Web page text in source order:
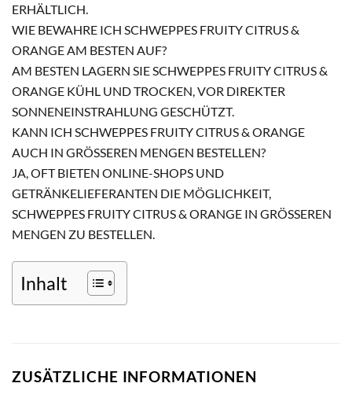
ERHÄLTLICH.
WIE BEWAHRE ICH SCHWEPPES FRUITY CITRUS &
ORANGE AM BESTEN AUF?
AM BESTEN LAGERN SIE SCHWEPPES FRUITY CITRUS &
ORANGE KÜHL UND TROCKEN, VOR DIREKTER
SONNENEINSTRAHLUNG GESCHÜTZT.
KANN ICH SCHWEPPES FRUITY CITRUS & ORANGE
AUCH IN GRÖSSEREN MENGEN BESTELLEN?
JA, OFT BIETEN ONLINE-SHOPS UND
GETRÄNKELIEFERANTEN DIE MÖGLICHKEIT,
SCHWEPPES FRUITY CITRUS & ORANGE IN GRÖSSEREN M
ENGEN ZU BESTELLEN.
Inhalt
ZUSÄTZLICHE INFORMATIONEN